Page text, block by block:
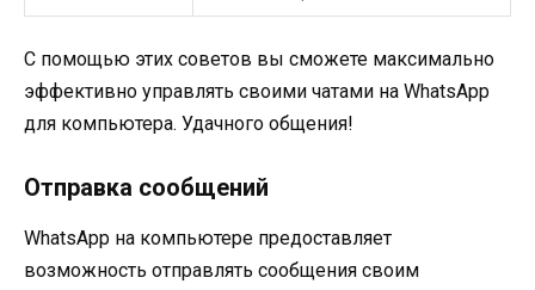
С помощью этих советов вы сможете максимально
эффективно управлять своими чатами на WhatsApp
для компьютера. Удачного общения!
Отправка сообщений
WhatsApp на компьютере предоставляет
возможность отправлять сообщения своим